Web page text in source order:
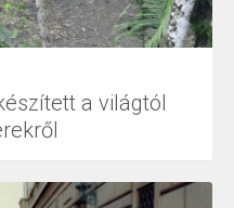
a világtól